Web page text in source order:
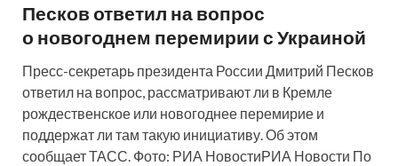
Песков ответил на вопрос
о новогоднем перемирии с Украиной
Пресс-секретарь президента России Дмитрий Песков
ответил на вопрос, рассматривают ли в Кремле
рождественское или новогоднее перемирие и
поддержат ли там такую инициативу. Об этом
сообщает ТАСС. Фото: РИА НовостиРИА Новости По